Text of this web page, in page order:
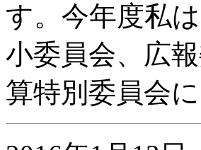
す。今年度私
小委員会、広
算特別委員会